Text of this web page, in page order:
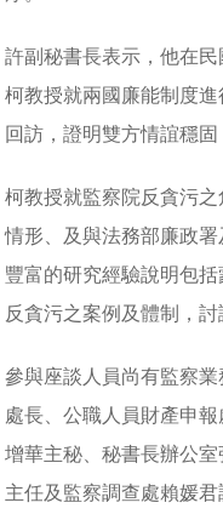
許副秘書長表示，他在
柯教授就兩國廉能制度
回訪，證明雙方情誼穩
柯教授就監察院反貪污
情形、及與法務部廉政
豐富的研究經驗說明包
反貪污之案例及體制，討
參與座談人員尚有監察
處長、公職人員財產申
增華主秘、秘書長辦公
主任及監察調查處賴媛君